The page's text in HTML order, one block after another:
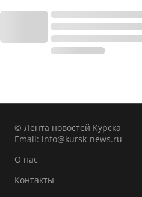
© Лента новостей Курска
Email: info@kursk-news.ru
О нас
Контакты